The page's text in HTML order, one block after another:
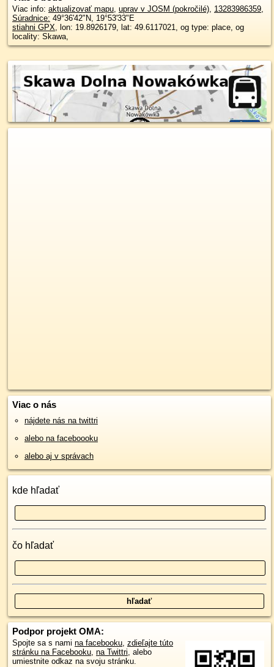
Viac info: aktualizovať mapu, uprav v JOSM (pokročilé), 13283986359,
Súradnice: 49°36'42"N, 19°53'33"E
stiahni GPX, lon: 19.8926179, lat: 49.6117021, og type: place, og
locality: Skawa,
Viac o nás
nájdete nás na twittri
alebo na faceboooku
alebo aj v správach
kde hľadať
čo hľadať
Podpor projekt OMA:
Spojte sa s nami na facebooku, zdieľajte túto
stránku na Facebooku, na Twittri, alebo
umiestnite odkaz na svoju stránku.